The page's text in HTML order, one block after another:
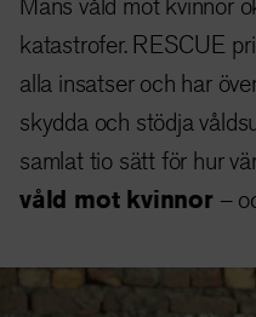
katastrofer. RESCUE
alla insatser och har
skydda och stödja
samlat tio sätt för hur
våld mot kvinnor–